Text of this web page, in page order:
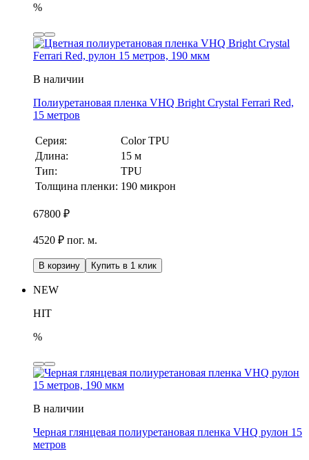
%
В наличии
Полиуретановая пленка VHQ Bright Crystal Ferrari Red,
15 метров
Серия:
Color TPU
Длина:
15 м
Тип:
TPU
Толщина пленки: 190 микрон
67800 ₽
4520 ₽ пог. м.
В корзину Купить в 1 клик
NEW
HIT
%
В наличии
Черная глянцевая полиуретановая пленка VHQ рулон 15
метров